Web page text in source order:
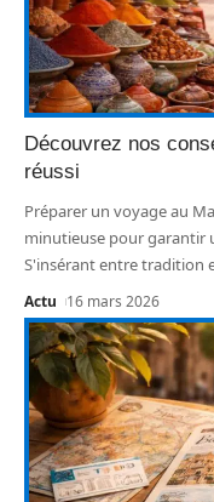
Découvrez nos
réussi
Préparer un voyage au
minutieuse pour garantir
S'insérant entre tradition
Actu 16 mars 2026